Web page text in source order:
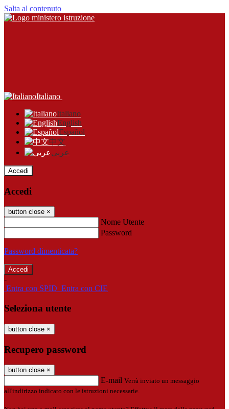
Salta al contenuto
Italiano
Italiano
English
Español
中文
عربى
Accedi
Accedi
button close ×
Nome Utente
Password
Password dimenticata?
-
Entra con SPID Entra con CIE
Seleziona utente
button close ×
Recupero password
button close ×
E-mail Verrà inviato un messaggio
all'indirizzo indicato con le istruzioni necessarie.